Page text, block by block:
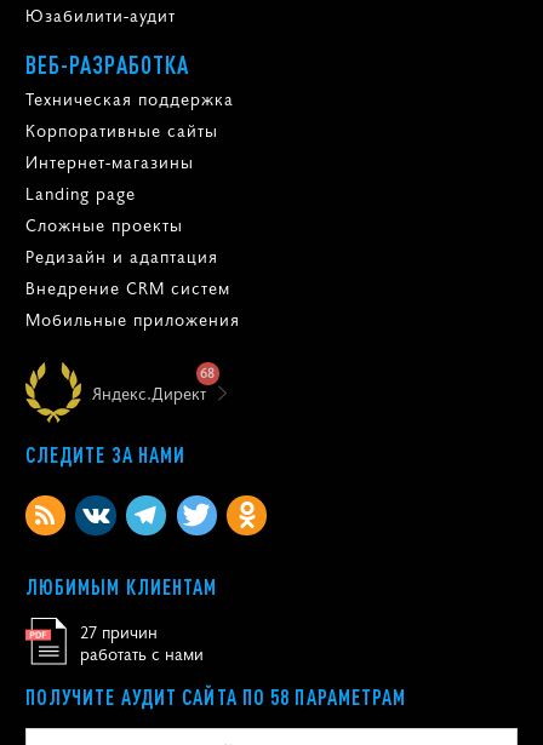
Юзабилити-аудит
ВЕБ-РАЗРАБОТКА
Техническая поддержка
Корпоративные сайты
Интернет-магазины
Landing page
Сложные проекты
Редизайн и адаптация
Внедрение CRM систем
Мобильные приложения
Яндекс.Директ
68
СЛЕДИТЕ ЗА НАМИ
ЛЮБИМЫМ КЛИЕНТАМ
27 причин
работать с нами
ПОЛУЧИТЕ АУДИТ САЙТА ПО 58 ПАРАМЕТРАМ